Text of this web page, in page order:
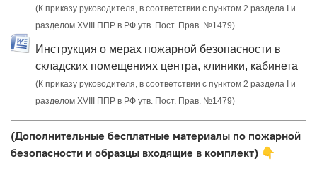
(К приказу руководителя, в соответствии с пунктом 2 раздела I и
разделом XVIII ППР в РФ утв. Пост. Прав. №1479)
Инструкция о мерах пожарной безопасности в
складских помещениях центра, клиники, кабинета
(К приказу руководителя, в соответствии с пунктом 2 раздела I и
разделом XVIII ППР в РФ утв. Пост. Прав. №1479)
(Дополнительные бесплатные материалы по пожарной
безопасности и образцы входящие в комплект) 👇